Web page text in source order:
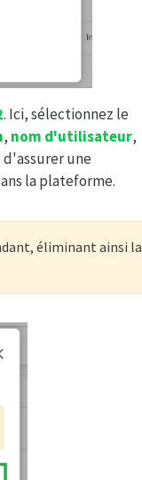
. Ici, sélectionnez le
, nom d'utilisateur,
une
la plateforme.
éliminant ainsi la